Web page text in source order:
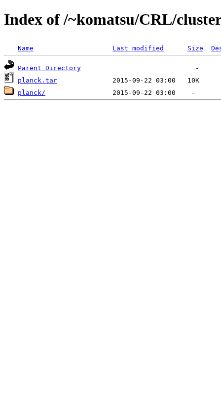
Index of /~komatsu/CRL/
Name Last modified Size
Parent Directory
planck.tar
planck/